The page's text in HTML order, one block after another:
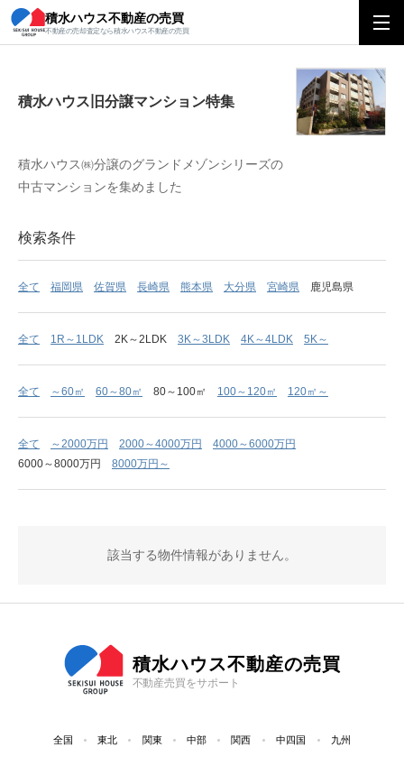
積水ハウス不動産の売買
不動産の売却査定なら積水ハウス不動産の売買
積水ハウス旧分譲マンション特集
積水ハウス旧分譲マンション特集
積水ハウス㈱分譲のグランドメゾンシリーズの
中古マンションを集めました
検索条件
全て 福岡県 佐賀県 長崎県 熊本県 大分県 宮崎県 鹿児島県
全て 1R～1LDK 2K～2LDK 3K～3LDK 4K～4LDK 5K～
全て ～60㎡ 60～80㎡ 80～100㎡ 100～120㎡ 120㎡～
全て ～2000万円 2000～4000万円
4000～6000万円
6000～8000万円
8000万円～
該当する物件情報がありません。
積水ハウス不動産の売買
不動産売買をサポート
全国 東北 関東 中部 関西 中四国 九州